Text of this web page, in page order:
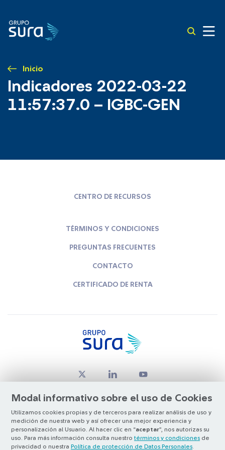
Inicio
Indicadores 2022-03-22
11:57:37.0 – IGBC-GEN
Modal informativo sobre el uso de Cookies
Utilizamos cookies propias y de terceros para realizar análisis de uso y
medición de nuestra web y así ofrecer una mejor experiencia y
personalización al Usuario. Al hacer clic en “aceptar”, nos autorizas su
uso. Para más información consulta nuestro términos y condiciones de
privacidad o nuestra Política de protección de Datos Personales
CENTRO DE RECURSOS
TÉRMINOS Y CONDICIONES
PREGUNTAS FRECUENTES
CONTACTO
CERTIFICADO DE RENTA
© Copyright Grupo SURA 2026